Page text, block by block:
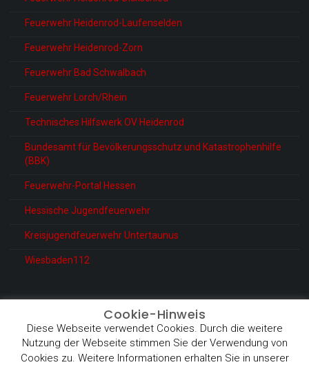
Feuerwehr Heidenrod-Laufenselden
Feuerwehr Heidenrod-Zorn
Feuerwehr Bad Schwalbach
Feuerwehr Lorch/Rhein
Technisches Hilfswerk OV Heidenrod
Bundesamt für Bevölkerungsschutz und Katastrophenhilfe
(BBK)
Feuerwehr-Portal Hessen
Hessische Jugendfeuerwehr
Kreisjugendfeuerwehr Untertaunus
Wiesbaden112
© Feuerwehr Heidenrod-Kemel
Proudly powered by WordPress |Theme: BetterHealth by
Cookie-Hinweis
Diese Webseite verwendet Cookies. Durch die weitere
Nutzung der Webseite stimmen Sie der Verwendung von
Cookies zu. Weitere Informationen erhalten Sie in unserer